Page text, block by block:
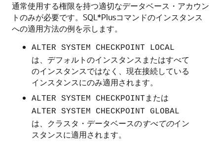
通常使用する権限を持つ適切なデータベース・アカウン
トのみが必要です。SQL*Plusコマンドのインスタンス
への適用方法の例を示します。
ALTER SYSTEM CHECKPOINT LOCAL
は、デフォルトのインスタンスまたはすべて
のインスタンスではなく、現在接続している
インスタンスにのみ適用されます。
ALTER SYSTEM CHECKPOINT または
ALTER SYSTEM CHECKPOINT GLOBAL
は、クラスタ・データベースのすべてのイン
スタンスに適用されます。